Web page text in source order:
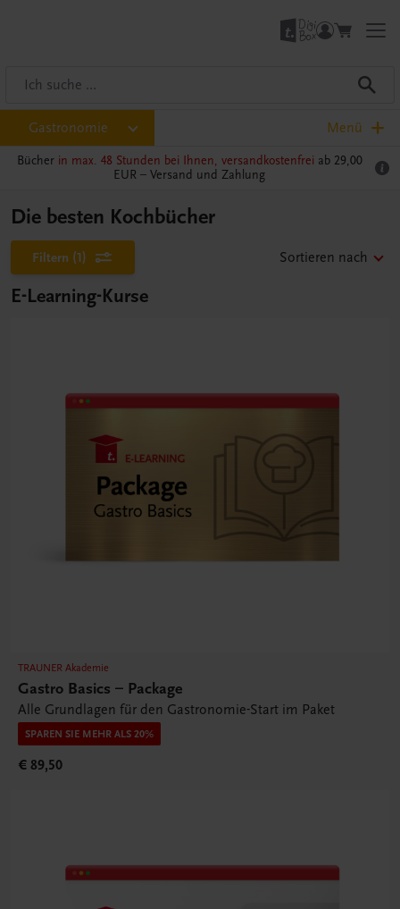
Gastronomie Menü
Bücher in max. 48 Stunden bei Ihnen, versandkostenfrei ab 29,00
EUR – Versand und Zahlung
Die besten Kochbücher
Filtern (1) Sortieren nach
E-Learning-Kurse
TRAUNER Akademie
Gastro Basics – Package
Alle Grundlagen für den Gastronomie-Start im Paket
SPAREN SIE MEHR ALS 20%
€ 89,50